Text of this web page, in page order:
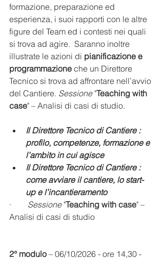
formazione, preparazione ed
esperienza, i suoi rapporti con le altre
figure del Team ed i contesti nei quali
si trova ad agire.  Saranno inoltre
illustrate le azioni di pianificazione e
programmazione che un Direttore
Tecnico si trova ad affrontare nell’avvio
del Cantiere. Sessione "Teaching with
case" – Analisi di casi di studio.
Il Direttore Tecnico di Cantiere :
profilo, competenze, formazione e
l’ambito in cui agisce
Il Direttore Tecnico di Cantiere :
come avviare il cantiere, lo start-
up e l’incantieramento
· Sessione "Teaching with case" –
Analisi di casi di studio
2° modulo – 06/10/2026 - ore 14,30 -